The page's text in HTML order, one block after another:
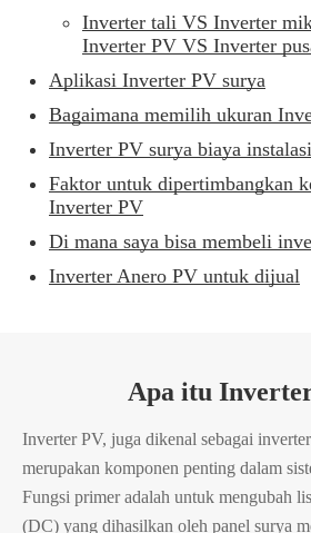
Inverter tali VS Inverter
Inverter PV VS Inverter
Aplikasi Inverter PV surya
Bagaimana memilih ukuran
Inverter PV surya biaya
Faktor untuk dipertimbangkan
Inverter PV
Di mana saya bisa membeli
Inverter Anero PV untuk dijual
Apa itu
Inverter PV, juga dikenal sebagai
merupakan komponen penting dalam
Fungsi primer adalah untuk mengubah
(DC) yang dihasilkan oleh panel surya